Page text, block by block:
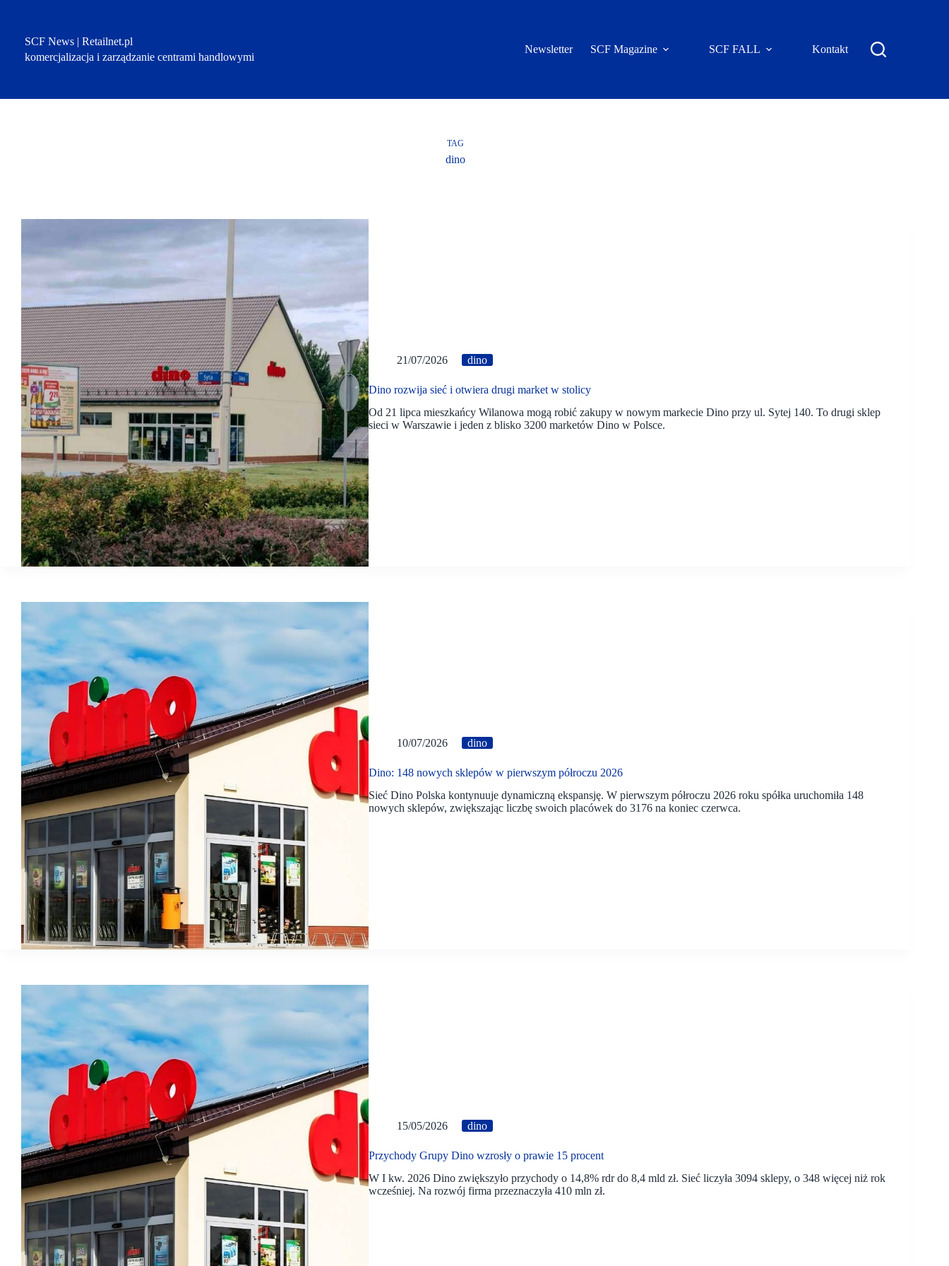
SCF News | Retailnet.pl
komercjalizacja i zarządzanie centrami handlowymi
Newsletter SCF Magazine SCF FALL Kontakt
TAG
dino
21/07/2026 dino
Dino rozwija sieć i otwiera drugi market w stolicy
Od 21 lipca mieszkańcy Wilanowa mogą robić zakupy w nowym markecie Dino przy ul. Sytej 140. To drugi sklep
sieci w Warszawie i jeden z blisko 3200 marketów Dino w Polsce.
10/07/2026 dino
Dino: 148 nowych sklepów w pierwszym półroczu 2026
Sieć Dino Polska kontynuuje dynamiczną ekspansję. W pierwszym półroczu 2026 roku spółka uruchomiła 148
nowych sklepów, zwiększając liczbę swoich placówek do 3176 na koniec czerwca.
15/05/2026 dino
Przychody Grupy Dino wzrosły o prawie 15 procent
W I kw. 2026 Dino zwiększyło przychody o 14,8% rdr do 8,4 mld zł. Sieć liczyła 3094 sklepy, o 348 więcej niż rok
wcześniej. Na rozwój firma przeznaczyła 410 mln zł.